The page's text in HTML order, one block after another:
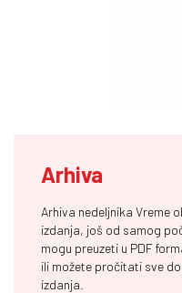
Arhiva
Arhiva nedeljnika Vreme
izdanja, još od samog
mogu preuzeti u PDF
ili možete pročitati sve
izdanja.